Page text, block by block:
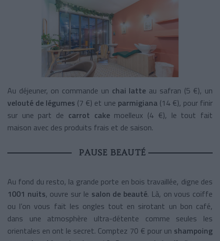
Au déjeuner, on commande un chai latte au safran (5 €), un
velouté de légumes (7 €) et une parmigiana (14 €), pour finir
sur une part de carrot cakemoelleux (4 €), le tout fait
maison avec des produits frais et de saison.
PAUSE BEAUTÉ
Au fond du resto, la grande porte en bois travaillée, digne des
1001 nuits, ouvre sur le salon de beauté. Là, on vous coiffe
ou l’on vous fait les ongles tout en sirotant un bon café,
dans une atmosphère ultra-détente comme seules les
orientales en ont le secret. Comptez 70 € pour un shampoing